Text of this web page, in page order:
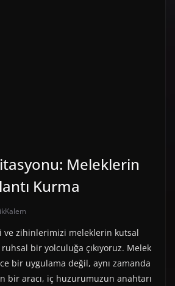
Meleklerin
Kurma
ve zihinlerimizi meleklerin kutsal
ruhsal bir yolculuğa çıkıyoruz. Melek
bir uygulama değil, aynı zamanda
bir aracı, iç huzurumuzun anahtarı